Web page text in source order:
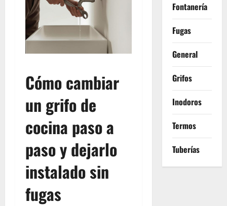
Cómo cambiar
un grifo de
cocina paso a
paso y dejarlo
instalado sin
fugas
Fontanería
Fugas
General
Grifos
Inodoros
Termos
Tuberías